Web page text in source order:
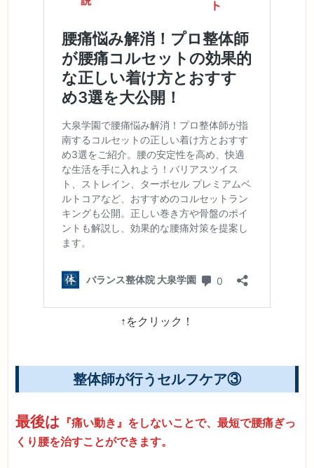
↑をクリック！
整体師が行うセルフケア③
最後は
『痛い動き』をしないことで、最短で腰痛ぎっ
くり腰を治すことができます。